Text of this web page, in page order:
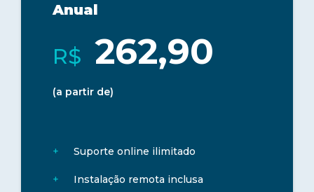
Anual
R$ 262,90
(a partir de)
Suporte online ilimitado
Instalação remota inclusa